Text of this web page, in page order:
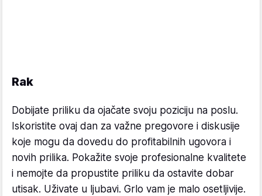
Rak
Dobijate priliku da ojačate svoju poziciju na poslu.
Iskoristite ovaj dan za važne pregovore i diskusije
koje mogu da dovedu do profitabilnih ugovora i
novih prilika. Pokažite svoje profesionalne kvalitete
i nemojte da propustite priliku da ostavite dobar
utisak. Uživate u ljubavi. Grlo vam je malo osetljivije.